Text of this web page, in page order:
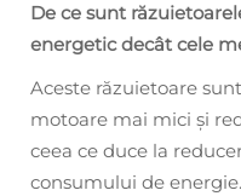
De ce sunt
energetic decât cele
Aceste răzuietoare
motoare mai mici și
ceea ce duce la
consumului de energie.